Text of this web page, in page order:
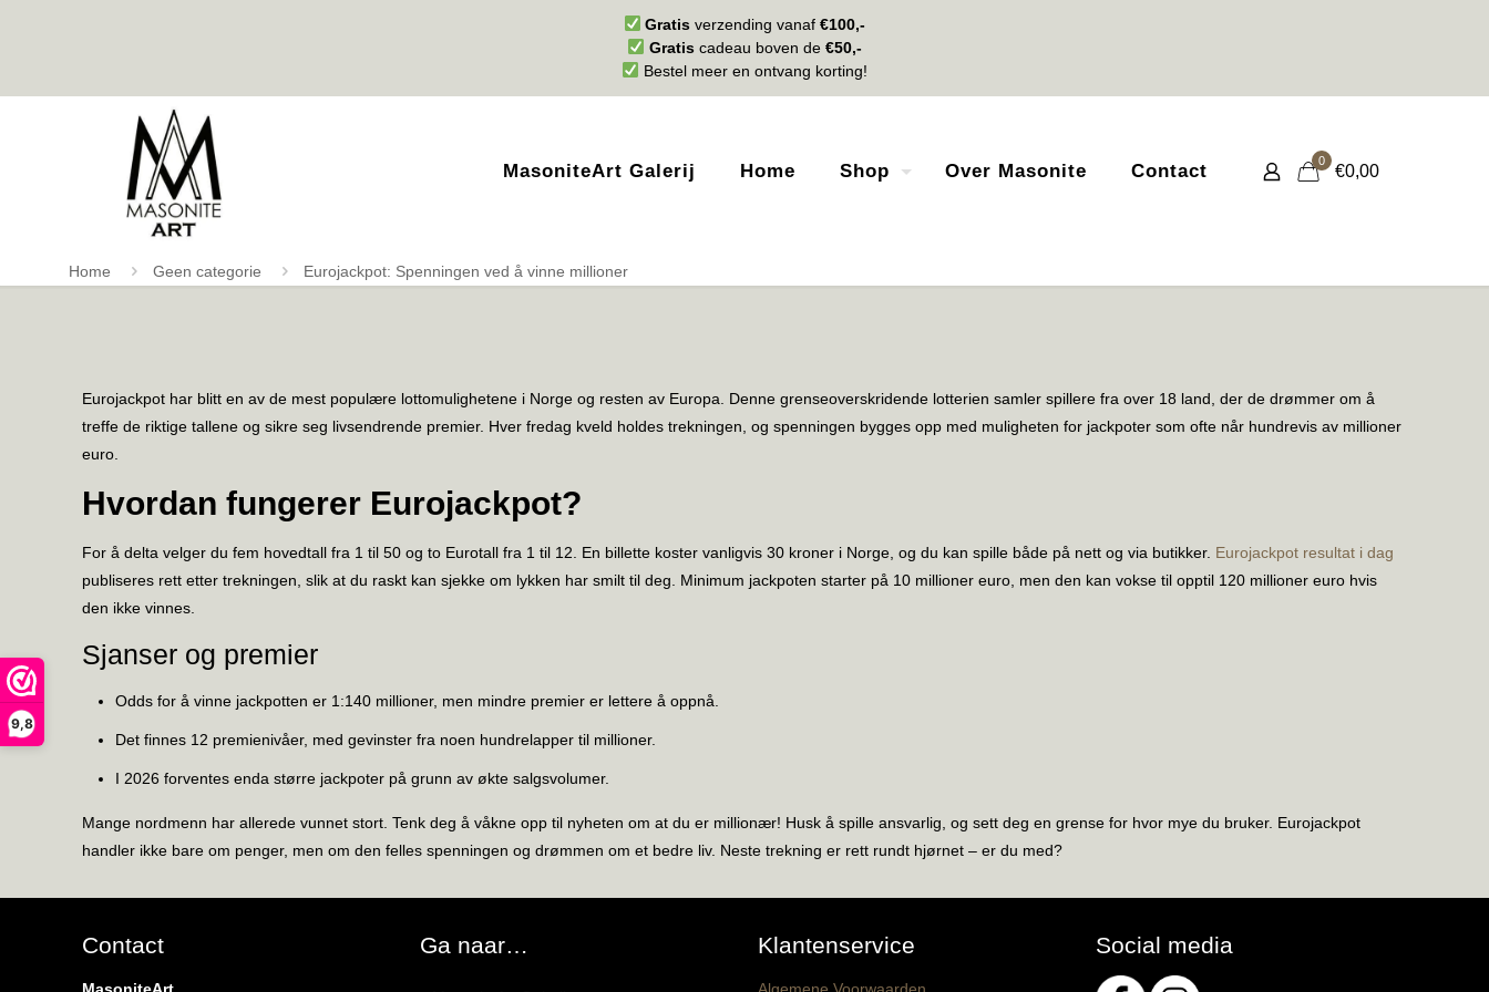
9,8
Gratis verzending vanaf€100,-
Gratiscadeau boven de €50,-
Bestel meer en ontvang korting!
MasoniteArt Galerij Home Shop Over Masonite Contact 0
€0,00
Home Geen categorie Eurojackpot: Spenningen ved å vinne millioner
Eurojackpot har blitt en av de mest populære lottomulighetene i Norge og resten av Europa. Denne grenseoverskridende lotterien samler spillere fra over 18 land, der de drømmer om å
treffe de riktige tallene og sikre seg livsendrende premier. Hver fredag kveld holdes trekningen, og spenningen bygges opp med muligheten for jackpoter som ofte når hundrevis av millioner
euro.
Hvordan fungerer Eurojackpot?
For å delta velger du fem hovedtall fra 1 til 50 og to Eurotall fra 1 til 12. En billette koster vanligvis 30 kroner i Norge, og du kan spille både på nett og via butikker. Eurojackpot resultat i dag
publiseres rett etter trekningen, slik at du raskt kan sjekke om lykken har smilt til deg. Minimum jackpoten starter på 10 millioner euro, men den kan vokse til opptil 120 millioner euro hvis
den ikke vinnes.
Sjanser og premier
Odds for å vinne jackpotten er 1:140 millioner, men mindre premier er lettere å oppnå.
Det finnes 12 premienivåer, med gevinster fra noen hundrelapper til millioner.
I 2026 forventes enda større jackpoter på grunn av økte salgsvolumer.
Mange nordmenn har allerede vunnet stort. Tenk deg å våkne opp til nyheten om at du er millionær! Husk å spille ansvarlig, og sett deg en grense for hvor mye du bruker. Eurojackpot
handler ikke bare om penger, men om den felles spenningen og drømmen om et bedre liv. Neste trekning er rett rundt hjørnet – er du med?
Contact Ga naar… Klantenservice Social media